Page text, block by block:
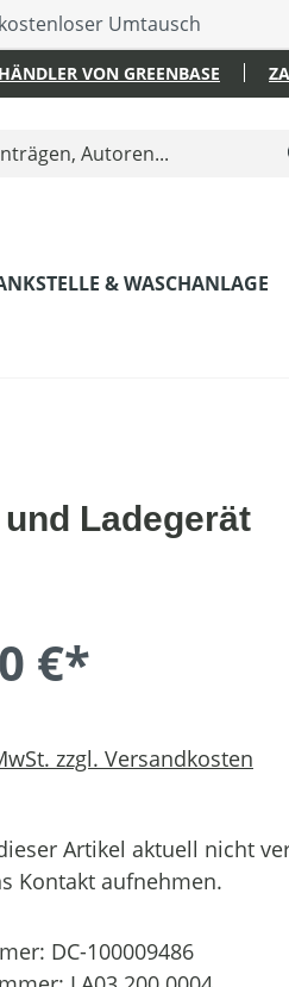
Umtausch
VON GREENBASE
& WASCHANLAGE
Ladegerät
€*
zzgl. Versandkosten
Artikel aktuell nicht
Kontakt aufnehmen.
DC-100009486